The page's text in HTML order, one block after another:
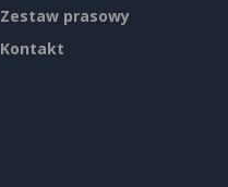
Zestaw prasowy
Kontakt